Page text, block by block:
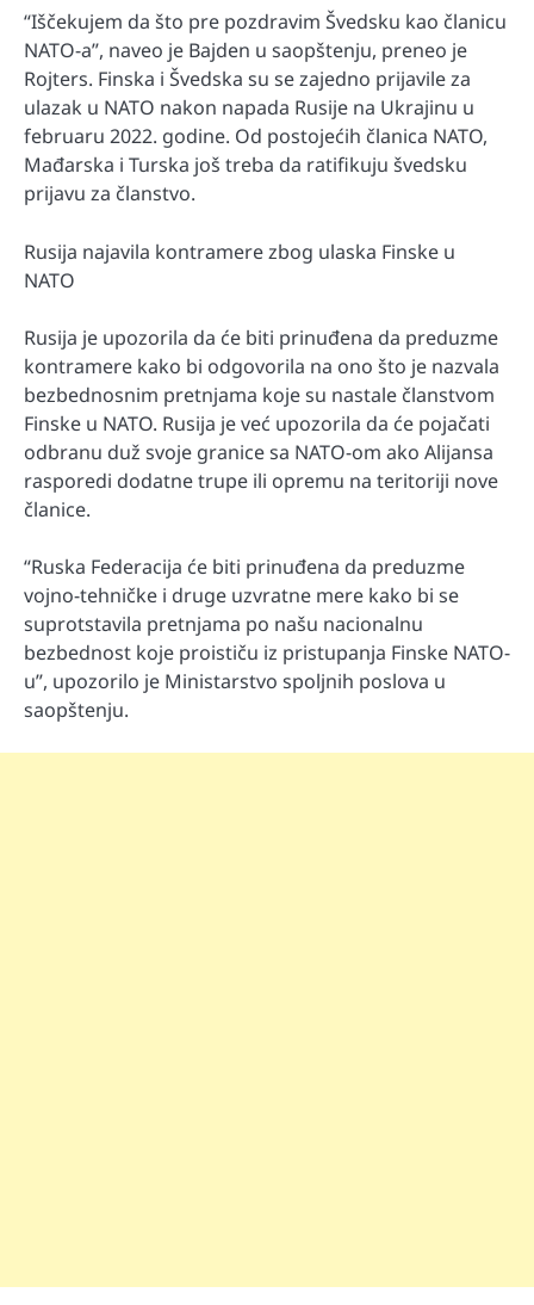
“Iščekujem da što pre pozdravim Švedsku kao članicu
NATO-a”, naveo je Bajden u saopštenju, preneo je
Rojters. Finska i Švedska su se zajedno prijavile za
ulazak u NATO nakon napada Rusije na Ukrajinu u
februaru 2022. godine. Od postojećih članica NATO,
Mađarska i Turska još treba da ratifikuju švedsku
prijavu za članstvo.
Rusija najavila kontramere zbog ulaska Finske u
NATO
Rusija je upozorila da će biti prinuđena da preduzme
kontramere kako bi odgovorila na ono što je nazvala
bezbednosnim pretnjama koje su nastale članstvom
Finske u NATO. Rusija je već upozorila da će pojačati
odbranu duž svoje granice sa NATO-om ako Alijansa
rasporedi dodatne trupe ili opremu na teritoriji nove
članice.
“Ruska Federacija će biti prinuđena da preduzme
vojno-tehničke i druge uzvratne mere kako bi se
suprotstavila pretnjama po našu nacionalnu
bezbednost koje proističu iz pristupanja Finske NATO-
u”, upozorilo je Ministarstvo spoljnih poslova u
saopštenju.